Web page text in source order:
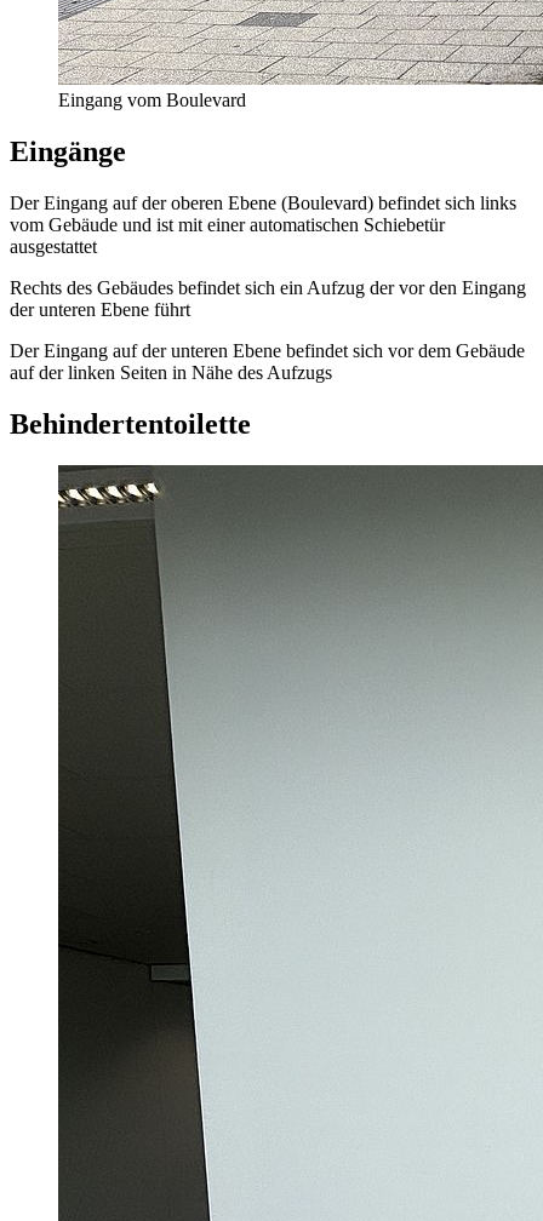
Eingang vom Boulevard
Eingänge
Der Eingang auf der oberen Ebene (Boulevard) befindet sich links
vom Gebäude und ist mit einer automatischen Schiebetür
ausgestattet
Rechts des Gebäudes befindet sich ein Aufzug der vor den Eingang
der unteren Ebene führt
Der Eingang auf der unteren Ebene befindet sich vor dem Gebäude
auf der linken Seiten in Nähe des Aufzugs
Behindertentoilette